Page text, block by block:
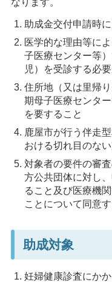
なります。
助成金交付申請時
医学的な理由等に
子医療センター等
児）を受診する必
住所地（又は里帰
期母子医療センタ
を要すること
鹿屋市が行う伴走
おける切れ目のな
対象者の要件の審
方公共団体に対し
ること及び医療機
ことについて同意
助成対象
妊婦健康診査にか